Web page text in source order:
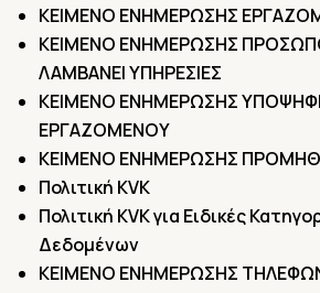
ΚΕΙΜΕΝΟ ΕΝΗΜΕΡΩΣΗΣ
ΚΕΙΜΕΝΟ ΕΝΗΜΕΡΩΣΗΣ
ΛΑΜΒΑΝΕΙ ΥΠΗΡΕΣΙΕΣ
ΚΕΙΜΕΝΟ ΕΝΗΜΕΡΩΣΗΣ
ΕΡΓΑΖΟΜΕΝΟΥ
ΚΕΙΜΕΝΟ ΕΝΗΜΕΡΩΣΗΣ
Πολιτική KVK
Πολιτική KVK για Ειδικές
Δεδομένων
ΚΕΙΜΕΝΟ ΕΝΗΜΕΡΩΣΗΣ